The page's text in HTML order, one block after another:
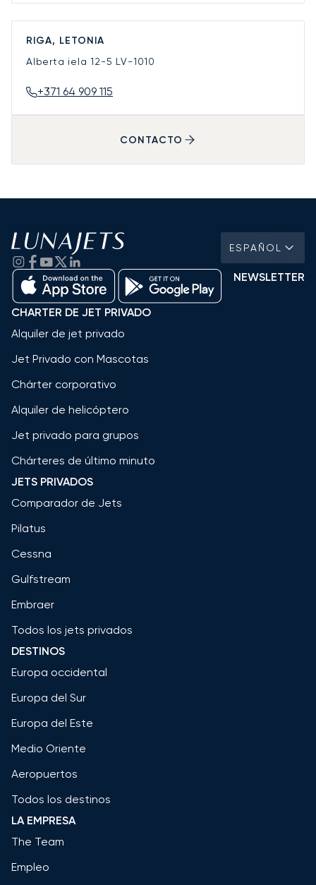
RIGA, LETONIA
Alberta iela 12-5 LV-1010
+371 64 909 115
CONTACTO
ESPAÑOL
NEWSLETTER
CHARTER DE JET PRIVADO
Alquiler de jet privado
Jet Privado con Mascotas
Chárter corporativo
Alquiler de helicóptero
Jet privado para grupos
Chárteres de último minuto
JETS PRIVADOS
Comparador de Jets
Pilatus
Cessna
Gulfstream
Embraer
Todos los jets privados
DESTINOS
Europa occidental
Europa del Sur
Europa del Este
Medio Oriente
Aeropuertos
Todos los destinos
LA EMPRESA
The Team
Empleo